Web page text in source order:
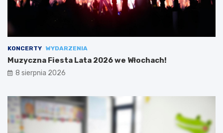
KONCERTY WYDARZENIA
Muzyczna Fiesta Lata 2026 we Włochach!
8 sierpnia 2026